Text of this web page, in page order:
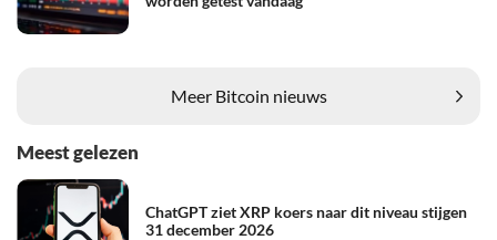
Meer Bitcoin nieuws
Meest gelezen
ChatGPT ziet XRP koers naar dit niveau stijgen
31 december 2026